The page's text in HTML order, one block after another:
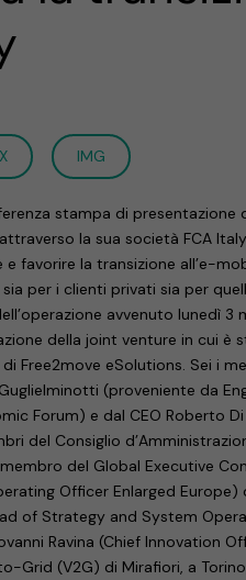
IMG
stampa di presentazione
la sua società FCA Italy
favorire la transizione all’e-
per i clienti privati sia per
avvenuto lunedì 3
della joint venture in cui
Free2move eSolutions. Sei i
(proveniente da
Forum) e dal CEO Roberto
del Consiglio
del Global Executive
Officer Enlarged Europe)
of Strategy and System
Ravina (Chief Innovation
Grid (V2G) di Mirafiori, a